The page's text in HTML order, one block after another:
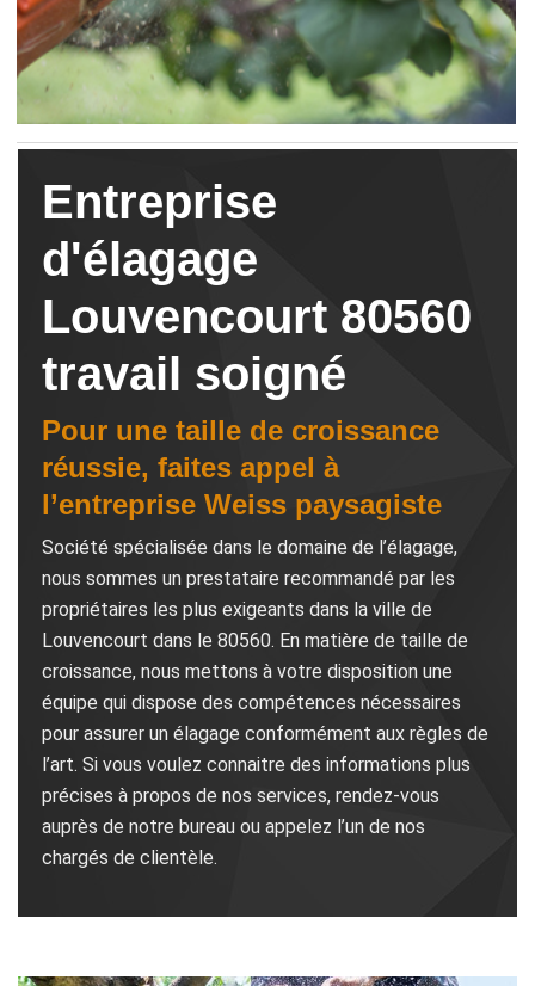
Entreprise
d'élagage
Louvencourt 80560
travail soigné
Pour une taille de croissance
réussie, faites appel à
l’entreprise Weiss paysagiste
Société spécialisée dans le domaine de l’élagage,
nous sommes un prestataire recommandé par les
propriétaires les plus exigeants dans la ville de
Louvencourt dans le 80560. En matière de taille de
croissance, nous mettons à votre disposition une
équipe qui dispose des compétences nécessaires
pour assurer un élagage conformément aux règles de
l’art. Si vous voulez connaitre des informations plus
précises à propos de nos services, rendez-vous
auprès de notre bureau ou appelez l’un de nos
chargés de clientèle.